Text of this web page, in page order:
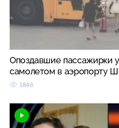
Опоздавшие пассажирки
самолетом в аэропорту
1846